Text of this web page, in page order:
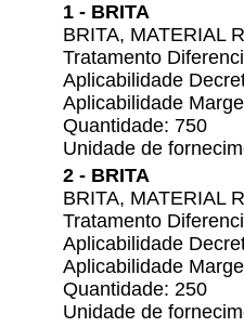
1 - BRITA
BRITA, MATERIAL
Tratamento
Aplicabilidade
Aplicabilidade
Quantidade: 750
Unidade de
2 - BRITA
BRITA, MATERIAL
Tratamento
Aplicabilidade
Aplicabilidade
Quantidade: 250
Unidade de